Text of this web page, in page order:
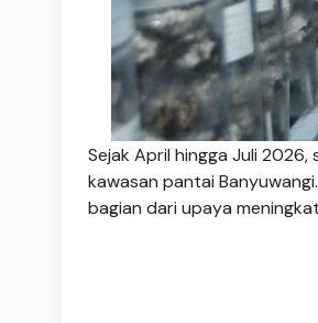
Sejak April hingga Juli
kawasan pantai
bagian dari upaya